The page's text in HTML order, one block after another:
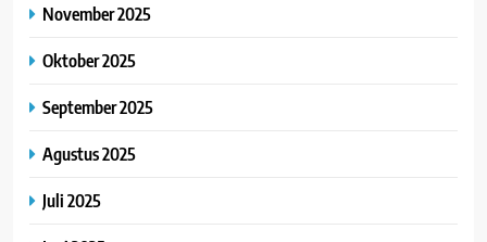
November 2025
Oktober 2025
September 2025
Agustus 2025
Juli 2025